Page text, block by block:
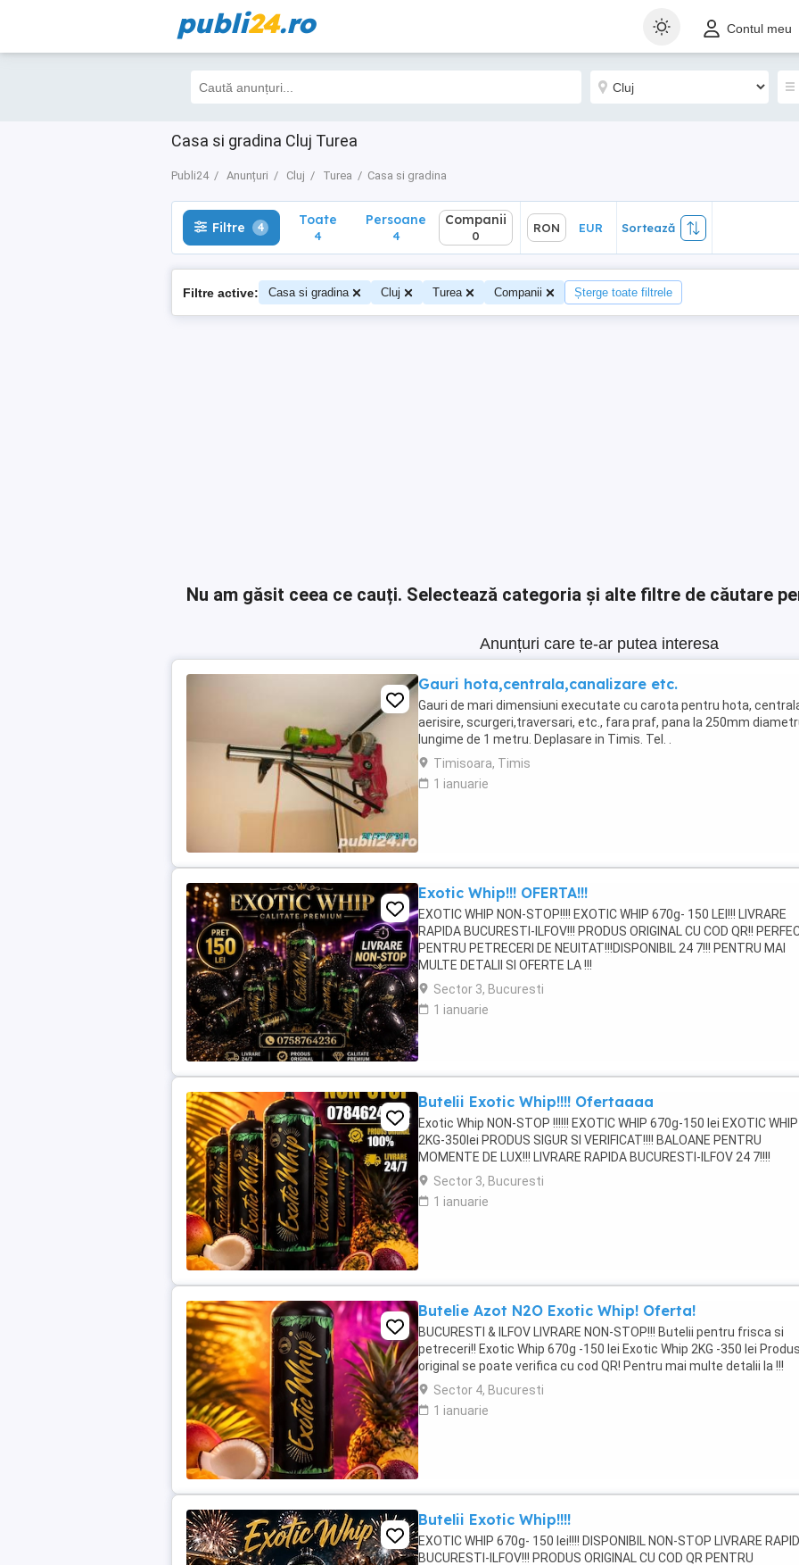
publi24.ro Contul meu
Casa si gradina Cluj Turea
Publi24 Anunțuri Cluj Turea Casa si gradina
Filtre 4 Toate
4
Sortează
Filtre 4 Toate
4
Persoane
4
Companii
0
RON EUR Sortează
Filtre active: Casa si gradina Cluj Turea Companii Șterge toate filtrele
Nu am găsit ceea ce cauți. Selectează categoria și alte filtre de căutare
Anunțuri care te-ar putea interesa
Gauri hota,centrala,canalizare etc.
Gauri de mari dimensiuni executate cu carota pentru hota,
aerisire, scurgeri,traversari, etc., fara praf, pana la 250mm
lungime de 1 metru. Deplasare in Timis. Tel. .
Timisoara, Timis
1 ianuarie
Exotic Whip!!! OFERTA!!!
EXOTIC WHIP NON-STOP!!!! EXOTIC WHIP 670g- 150 LEI!!! LIVRARE
RAPIDA BUCURESTI-ILFOV!!! PRODUS ORIGINAL CU COD QR!!
PENTRU PETRECERI DE NEUITAT!!!DISPONIBIL 24 7!!! PENTRU MAI
MULTE DETALII SI OFERTE LA !!!
Sector 3, Bucuresti
1 ianuarie
Butelii Exotic Whip!!!! Ofertaaaa
Exotic Whip NON-STOP !!!!!! EXOTIC WHIP 670g-150 lei EXOTIC WHIP
2KG-350lei PRODUS SIGUR SI VERIFICAT!!!! BALOANE PENTRU
MOMENTE DE LUX!!! LIVRARE RAPIDA BUCURESTI-ILFOV 24 7!!!!
Sector 3, Bucuresti
1 ianuarie
Butelie Azot N2O Exotic Whip! Oferta!
BUCURESTI & ILFOV LIVRARE NON-STOP!!! Butelii pentru frisca si
petreceri!! Exotic Whip 670g -150 lei Exotic Whip 2KG -350 lei
original se poate verifica cu cod QR! Pentru mai multe detalii la !!!
Sector 4, Bucuresti
1 ianuarie
Butelii Exotic Whip!!!!
EXOTIC WHIP 670g- 150 lei!!!! DISPONIBIL NON-STOP LIVRARE
BUCURESTI-ILFOV!!! PRODUS ORIGINAL CU COD QR PENTRU